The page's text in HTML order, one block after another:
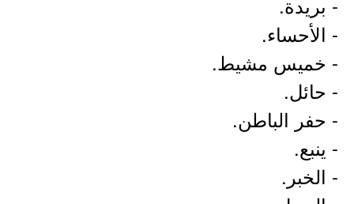
- الأحساء.
- خميس مشيط.
- حائل.
- حفر الباطن.
- ينبع.
- الخبر.